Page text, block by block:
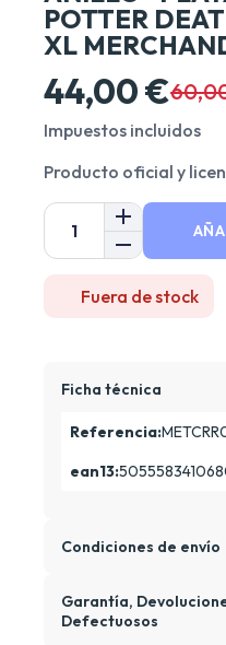
POTTER
XL
44,00 €
Impuestos incluidos
Producto oficial y
Fuera de stock
Ficha técnica
Referencia:
ean13:
Condiciones de envío
Garantía,
Defectuosos